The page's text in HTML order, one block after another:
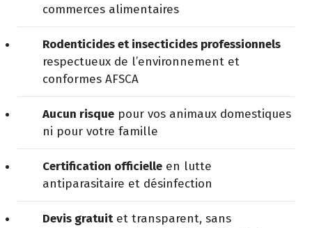
commerces alimentaires
Rodenticides et insecticides professionnels
respectueux de l’environnement et
conformes AFSCA
Aucun risque pour vos animaux domestiques
ni pour votre famille
Certification officielle en lutte
antiparasitaire et désinfection
Devis gratuitet transparent, sans